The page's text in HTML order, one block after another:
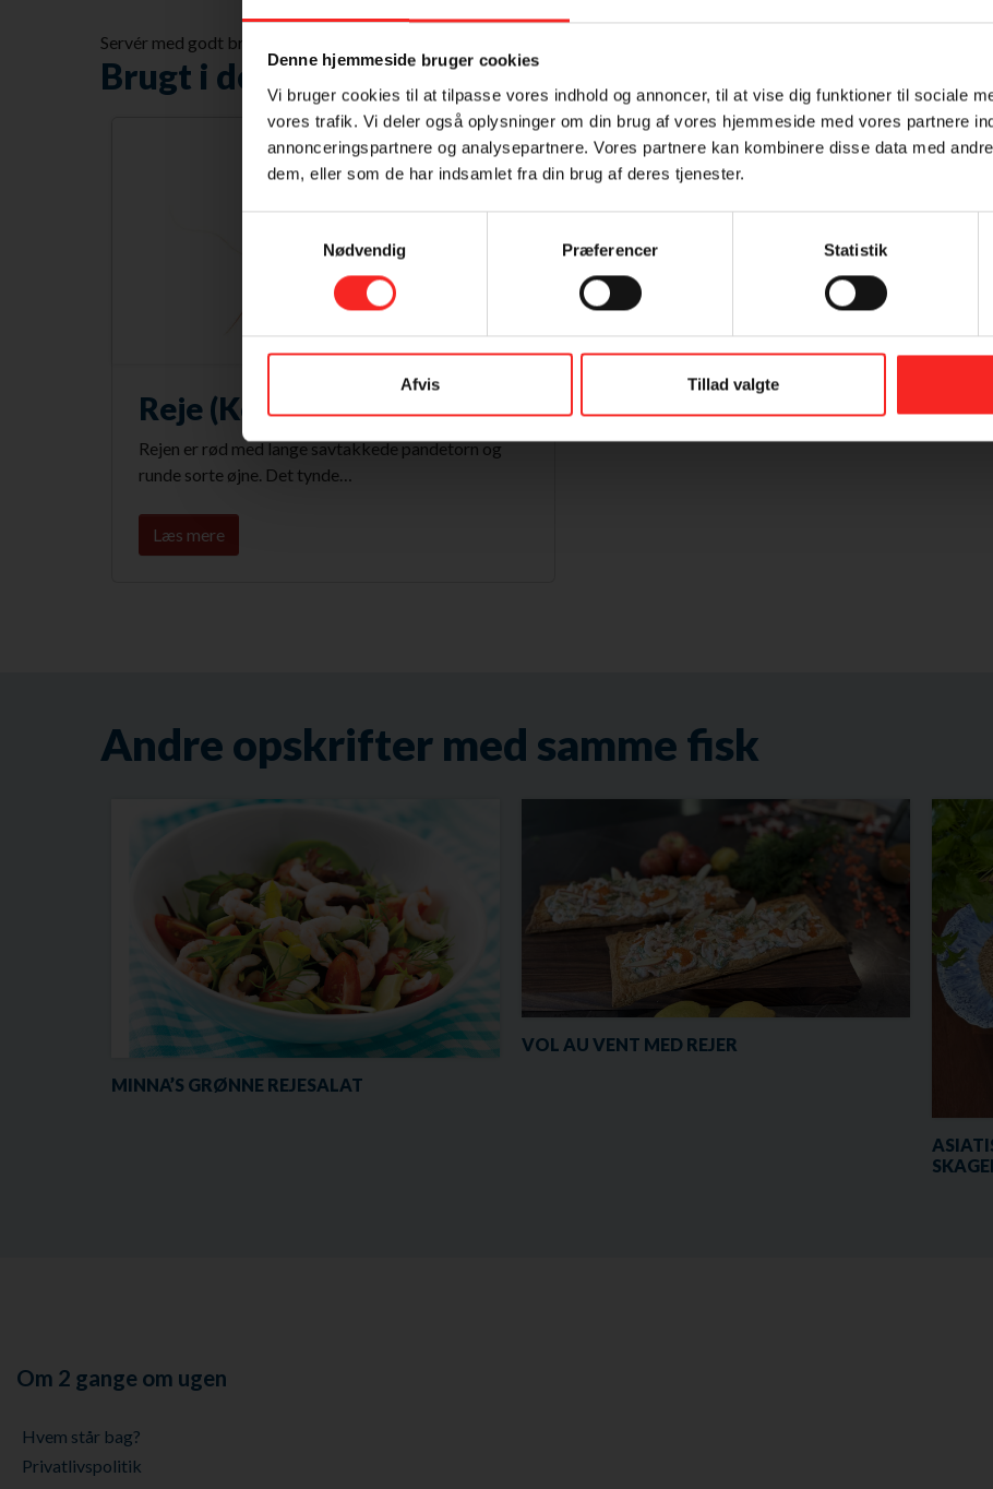
Denne hjemmeside bruger cookies
Vi bruger cookies til at tilpasse vores indhold og annoncer, til at vise dig funktioner til sociale
vores trafik. Vi deler også oplysninger om din brug af vores hjemmeside med vores partnere
annonceringspartnere og analysepartnere. Vores partnere kan kombinere disse data med
dem, eller som de har indsamlet fra din brug af deres tjenester.
Nødvendig
Præferencer Statistik
Afvis Tillad valgte
Servér med godt brød og ekstra limesmør.
Brugt i denne ret
Reje (Koldtvands)
Rejen er rød med lange savtakkede pandetorn og
runde sorte øjne. Det tynde…
Læs mere
Andre opskrifter med samme fisk
MINNA’S GRØNNE REJESALAT
VOL AU VENT MED REJER
Om 2 gange om ugen
Hvem står bag?
Privatlivspolitik
Samtykke (GDPR) ?